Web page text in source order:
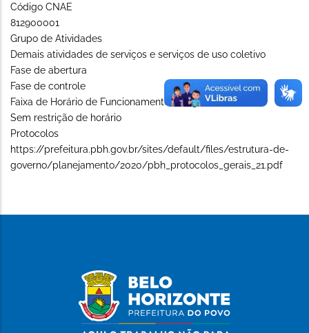
Código CNAE
812900001
Grupo de Atividades
Demais atividades de serviços e serviços de uso coletivo
Fase de abertura
Fase de controle
Faixa de Horário de Funcionamento (Long)
Sem restrição de horário
Protocolos
https://prefeitura.pbh.gov.br/sites/default/files/estrutura-de-
governo/planejamento/2020/pbh_protocolos_gerais_21.pdf